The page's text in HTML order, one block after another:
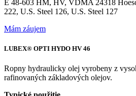
E 48-603 HM, HV, VDMA 24318
222, U.S. Steel 126, U.S. Steel 127
Mám záujem
LUBEX® OPTI HYDO HV 46
Ropny hydraulicky olej vyrobeny z
rafinovaných základových olejov.